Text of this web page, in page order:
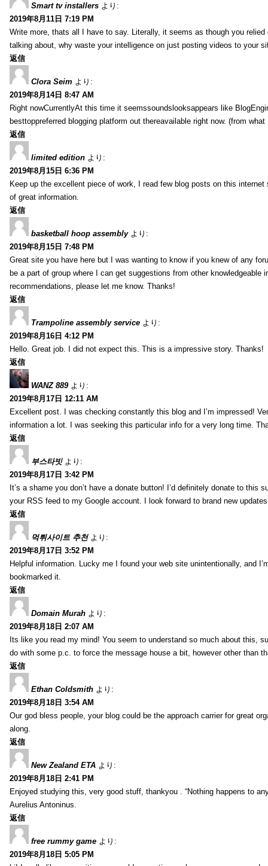
Smart tv installers より:
2019年8月11日 7:19 PM
Write more, thats all I have to say. Literally, it seems as though you
talking about, why waste your intelligence on just posting videos to your
返信
Clora Seim より:
2019年8月14日 8:47 AM
Right nowCurrentlyAt this time it seemssoundslooksappears like
besttoppreferred blogging platform out thereavailable right now. (from
返信
limited edition より:
2019年8月15日 6:36 PM
Keep up the excellent piece of work, I read few blog posts on this
of great information.
返信
basketball hoop assembly より:
2019年8月15日 7:48 PM
Great site you have here but I was wanting to know if you knew of any
be a part of group where I can get suggestions from other
recommendations, please let me know. Thanks!
返信
Trampoline assembly service より:
2019年8月16日 4:12 PM
Hello. Great job. I did not expect this. This is a impressive story. Thanks!
返信
WANZ 889 より:
2019年8月17日 12:11 AM
Excellent post. I was checking constantly this blog and I’m impressed!
information a lot. I was seeking this particular info for a very long time.
返信
부스타빗 より:
2019年8月17日 3:42 PM
It’s a shame you don’t have a donate button! I’d definitely donate to this
your RSS feed to my Google account. I look forward to brand new
返信
먹튀사이트 추천 より:
2019年8月17日 3:52 PM
Helpful information. Lucky me I found your web site unintentionally, and
bookmarked it.
返信
Domain Murah より:
2019年8月18日 2:07 AM
Its like you read my mind! You seem to understand so much about this,
do with some p.c. to force the message house a bit, however other than
返信
Ethan Coldsmith より:
2019年8月18日 3:54 AM
Our god bless people, your blog could be the approach carrier for great
along.
返信
New Zealand ETA より:
2019年8月18日 2:41 PM
Enjoyed studying this, very good stuff, thankyou . “Nothing happens to
Aurelius Antoninus.
返信
free rummy game より:
2019年8月18日 5:05 PM